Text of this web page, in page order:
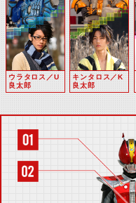
ウラタロス／U
良太郎
キンタロス／K
良太郎